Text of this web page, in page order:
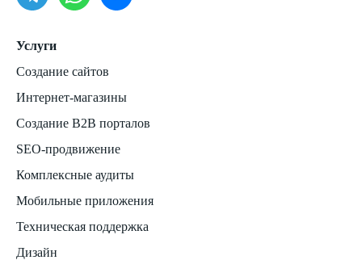
Услуги
Создание сайтов
Интернет-магазины
Создание B2B порталов
SEO-продвижение
Комплексные аудиты
Мобильные приложения
Техническая поддержка
Дизайн